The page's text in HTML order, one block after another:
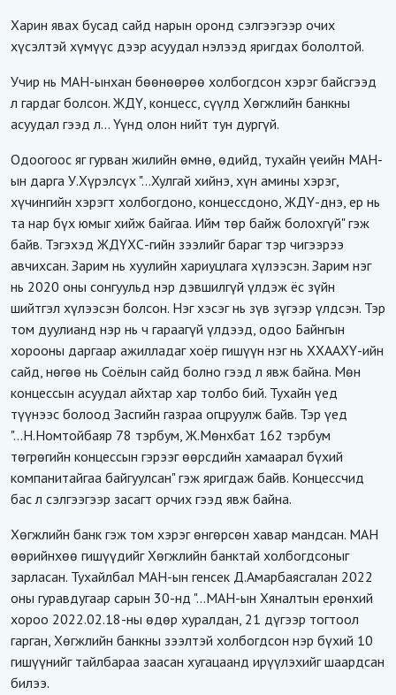
Харин явах бусад сайд нарын оронд сэлгээгээр очих
хүсэлтэй хүмүүс дээр асуудал нэлээд яригдах бололтой.
Учир нь МАН-ынхан бөөнөөрөө холбогдсон хэрэг байсгээд
л гардаг болсон. ЖДҮ, концесс, сүүлд Хөгжлийн банкны
асуудал гээд л... Үүнд олон нийт тун дургүй.
Одоогоос яг гурван жилийн өмнө, өдийд, тухайн үеийн МАН-
ын дарга У.Хүрэлсүх "...Хулгай хийнэ, хүн амины хэрэг,
хүчингийн хэрэгт холбогдоно, концессдоно, ЖДҮ-днэ, ер нь
та нар бүх юмыг хийж байгаа. Ийм төр байж болохгүй" гэж
байв. Тэгэхэд ЖДҮХС-гийн зээлийг бараг тэр чигээрээ
авчихсан. Зарим нь хуулийн хариуцлага хүлээсэн. Зарим нэг
нь 2020 оны сонгуульд нэр дэвшилгүй үлдэж ёс зүйн
шийтгэл хүлээсэн болсон. Нэг хэсэг нь зүв зүгээр үлдсэн. Тэр
том дуулианд нэр нь ч гараагүй үлдээд, одоо Байнгын
хорооны даргаар ажилладаг хоёр гишүүн нэг нь ХХААХҮ-ийн
сайд, нөгөө нь Соёлын сайд болно гээд л явж байна. Мөн
концессын асуудал айхтар хар толбо бий. Тухайн үед
түүнээс болоод Засгийн газраа огцруулж байв. Тэр үед
"...Н.Номтойбаяр 78 тэрбум, Ж.Мөнхбат 162 тэрбум
төгрөгийн концессын гэрээг өөрсдийн хамаарал бүхий
компанитайгаа байгуулсан" гэж яригдаж байв. Концессчид
бас л сэлгээгээр засагт орчих гээд явж байна.
Хөгжлийн банк гэж том хэрэг өнгөрсөн хавар мандсан. МАН
өөрийнхөө гишүүдийг Хөгжлийн банктай холбогдсоныг
зарласан. Тухайлбал МАН-ын генсек Д.Амарбаясгалан 2022
оны гуравдугаар сарын 30-нд "...МАН-ын Хяналтын ерөнхий
хороо 2022.02.18-ны өдөр хуралдан, 21 дүгээр тогтоол
гарган, Хөгжлийн банкны зээлтэй холбогдсон нэр бүхий 10
гишүүнийг тайлбараа заасан хугацаанд ирүүлэхийг шаардсан
билээ.